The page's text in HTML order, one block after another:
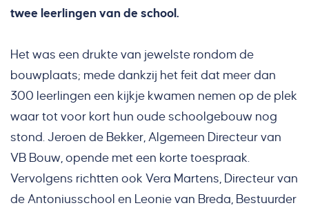
twee leerlingen van de school.
Het was een drukte van jewelste rondom de
bouwplaats; mede dankzij het feit dat meer dan
300 leerlingen een kijkje kwamen nemen op de plek
waar tot voor kort hun oude schoolgebouw nog
stond. Jeroen de Bekker, Algemeen Directeur van
VB Bouw, opende met een korte toespraak.
Vervolgens richtten ook Vera Martens, Directeur van
de Antoniusschool en Leonie van Breda, Bestuurder